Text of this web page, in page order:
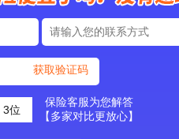
获取验证码
3位
保险客服为您解答
【多家对比更放心】